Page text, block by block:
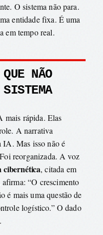
O sistema não para.
entidade fixa. É uma
em tempo real.
NÃO
SISTEMA
mais rápida. Elas
A narrativa
IA. Mas isso não é
reorganizada. A voz
cibernética, citada em
afirma: “O crescimento
é mais uma questão de
logístico.” O dado